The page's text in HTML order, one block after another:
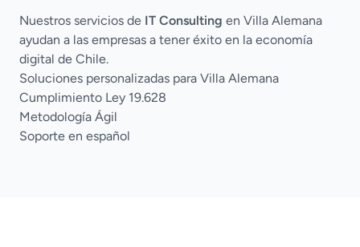
Nuestros servicios de IT Consulting en Villa Alemana
ayudan a las empresas a tener éxito en la economía
digital de Chile.
Soluciones personalizadas para Villa Alemana
Cumplimiento Ley 19.628
Metodología Ágil
Soporte en español